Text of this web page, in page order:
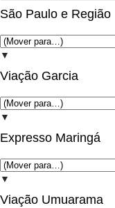
São Paulo e Região
▼
Viação Garcia
▼
Expresso Maringá
▼
Viação Umuarama